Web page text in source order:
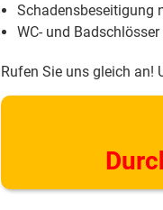
Schadensbeseitigung
WC- und
Rufen Sie uns gleich an!